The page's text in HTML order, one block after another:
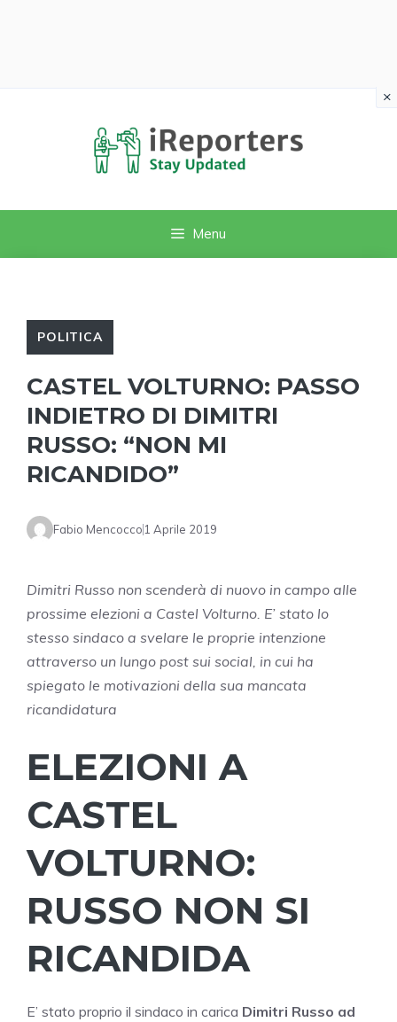
Menu
POLITICA
CASTEL VOLTURNO: PASSO
INDIETRO DI DIMITRI
RUSSO: “NON MI
RICANDIDO”
Fabio Mencocco 1 Aprile 2019
Dimitri Russo non scenderà di nuovo in campo alle
prossime elezioni a Castel Volturno. E’ stato lo
stesso sindaco a svelare le proprie intenzione
attraverso un lungo post sui social, in cui ha
spiegato le motivazioni della sua mancata
ricandidatura
ELEZIONI A
CASTEL
VOLTURNO:
RUSSO NON SI
RICANDIDA
E’ stato proprio il sindaco in carica Dimitri Russo ad
×